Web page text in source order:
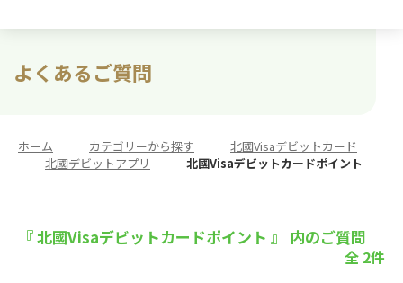
よくあるご質問
ホーム カテゴリーから探す
北國Visaデビットカード
北國デビットアプリ 北國Visaデビットカードポイント
『 北國Visaデビットカードポイント 』 内のご質問
全 2件